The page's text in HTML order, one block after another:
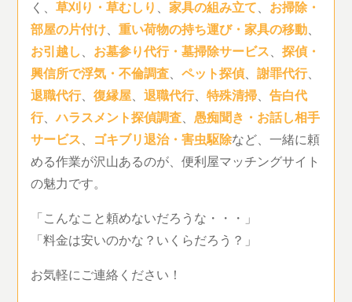
く、草刈り・草むしり 、家具の組み立て、 お掃除・
部屋の片付け、重い荷物の持ち運び・家具の移動、
お引越し、 お墓参り代行・墓掃除サービス、探偵・
興信所で浮気・不倫調査、ペット探偵、謝罪代行、
退職代行、復縁屋、退職代行、特殊清掃、告白代
行、ハラスメント探偵調査、愚痴聞き・お話し相手
サービス、 ゴキブリ退治・害虫駆除など、一緒に頼
める作業が沢山あるのが、便利屋マッチングサイト
の魅力です。
「こんなこと頼めないだろうな・・・」
「料金は安いのかな？いくらだろう？」
お気軽にご連絡ください！